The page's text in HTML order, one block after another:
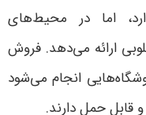
اما در محیط‌های
ارائه می‌دهد. فروش
انجام می‌شود
قابل حمل دارند.